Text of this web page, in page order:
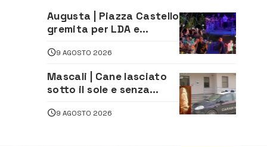
Augusta | Piazza Castello
gremita per LDA e
ed emozioni per
“Augusta d’Estate”
9 AGOSTO 2026
Mascali | Cane lasciato
sotto il sole e senza
denunciano proprietario
9 AGOSTO 2026